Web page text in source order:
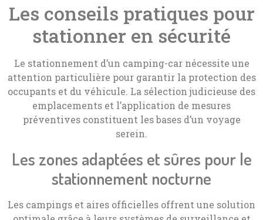
Les conseils pratiques pour
stationner en sécurité
Le stationnement d’un camping-car nécessite une
attention particulière pour garantir la protection des
occupants et du véhicule. La sélection judicieuse des
emplacements et l’application de mesures
préventives constituent les bases d’un voyage
serein.
Les zones adaptées et sûres pour le
stationnement nocturne
Les campings et aires officielles offrent une solution